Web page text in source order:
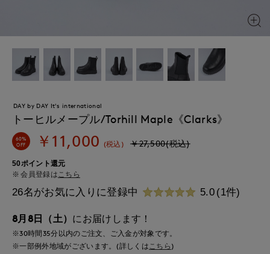
DAY by DAY It's international
トーヒルメープル/Torhill Maple《Clarks》
60%
OFF ￥11,000 (税込) ￥27,500(税込)
50ポイント還元
会員登録はこちら
26名がお気に入りに登録中 5.0 (1件)
8月8日（土） にお届けします！
※30時間35分以内のご注文、ご入金が対象です。
※一部例外地域がございます。(詳しくは こちら )